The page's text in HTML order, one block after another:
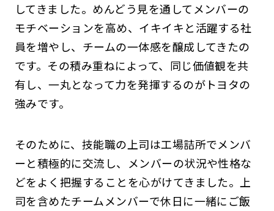
してきました。めんどう見を通してメンバーの
モチベーションを高め、イキイキと活躍する社
員を増やし、チームの一体感を醸成してきたの
です。その積み重ねによって、同じ価値観を共
有し、一丸となって力を発揮するのがトヨタの
強みです。
そのために、技能職の上司は工場詰所でメンバ
ーと積極的に交流し、メンバーの状況や性格な
どをよく把握することを心がけてきました。上
司を含めたチームメンバーで休日に一緒にご飯